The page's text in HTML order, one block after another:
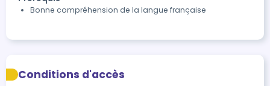
Bonne compréhension de la langue française
Conditions d'accès